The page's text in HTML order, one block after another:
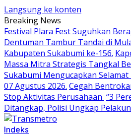
Langsung ke konten
Breaking News
Festival Plara Fest Suguhkan
Dentuman Tambur Tandai di
Kabupaten Sukabumi ke-156.
Massa Mitra Strategis Tangkal
Sukabumi Mengucapkan
07 Agustus 2026. Cegah
Stop Aktivitas Perusahaan “3
Ditangkap, Polisi Ungkap
Indeks